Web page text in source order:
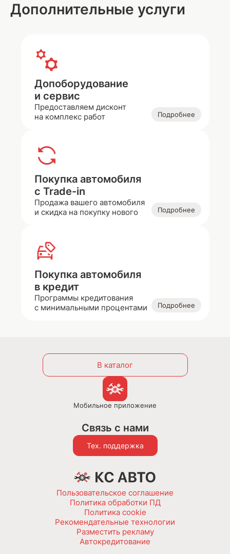
Дополнительные услуги
Допоборудование
и сервис
Предоставляем дисконт
на комплекс работ
Подробнее
Покупка автомобиля
с Trade-in
Продажа вашего автомобиля
и скидка на покупку нового
Подробнее
Покупка автомобиля
в кредит
Программы кредитования
с минимальными процентами
Подробнее
Пользовательское соглашение
Политика обработки ПД
Политика cookie
Рекомендательные технологии
Разместить рекламу
Автокредитование
В каталог
Мобильное приложение
Связь с нами
Тех. поддержка